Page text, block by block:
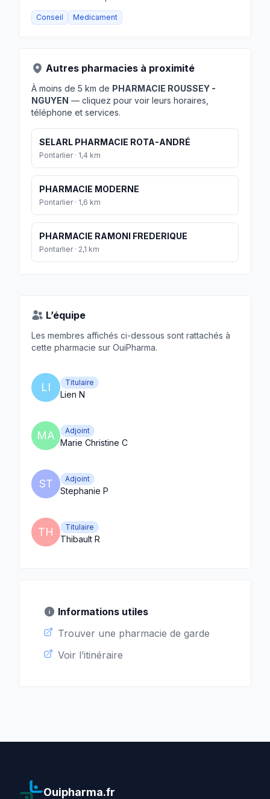
Conseil Medicament
Autres pharmacies à proximité
À moins de 5 km de PHARMACIE ROUSSEY -
NGUYEN — cliquez pour voir leurs horaires,
téléphone et services.
SELARL PHARMACIE ROTA-ANDRÉ
Pontarlier · 1,4 km
PHARMACIE MODERNE
Pontarlier · 1,6 km
PHARMACIE RAMONI FREDERIQUE
Pontarlier · 2,1 km
L’équipe
Les membres affichés ci-dessous sont rattachés à
cette pharmacie sur OuiPharma.
LI Titulaire
Lien N
MA Adjoint
Marie Christine C
ST Adjoint
Stephanie P
TH Titulaire
Thibault R
Informations utiles
Trouver une pharmacie de garde
Voir l’itinéraire
Ouipharma.fr